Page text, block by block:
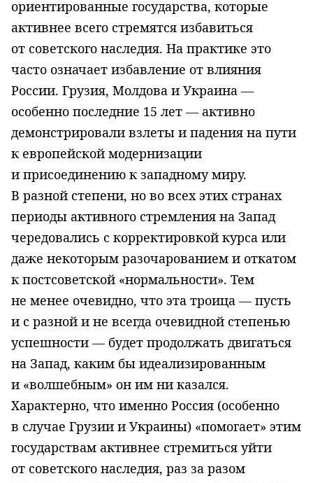
ориентированные государства, которые
активнее всего стремятся избавиться
от советского наследия. На практике это
часто означает избавление от влияния
России. Грузия, Молдова и Украина —
особенно последние 15 лет — активно
демонстрировали взлеты и падения на пути
к европейской модернизации
и присоединению к западному миру.
В разной степени, но во всех этих странах
периоды активного стремления на Запад
чередовались с корректировкой курса или
даже некоторым разочарованием и откатом
к постсоветской «нормальности». Тем
не менее очевидно, что эта троица — пусть
и с разной и не всегда очевидной степенью
успешности — будет продолжать двигаться
на Запад, каким бы идеализированным
и «волшебным» он им ни казался.
Характерно, что именно Россия (особенно
в случае Грузии и Украины) «помогает» этим
государствам активнее стремиться уйти
от советского наследия, раз за разом